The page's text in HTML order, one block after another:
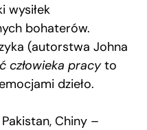
wysiłek
bohaterów.
(autorstwa Johna
człowieka pracyto
dzieło.
Chiny –